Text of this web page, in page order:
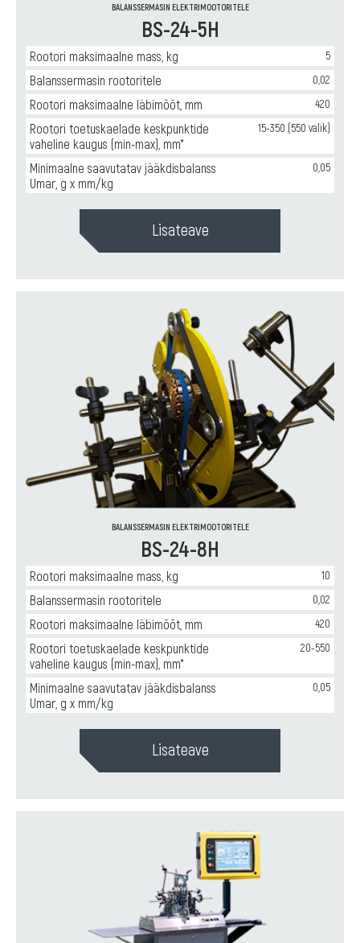
BALANSSERMASIN ELEKTRIMOOTORITELE
BS-24-5H
Rootori maksimaalne mass, kg 5
Balanssermasin rootoritele 0,02
Rootori maksimaalne läbimõõt, mm 420
Rootori toetuskaelade keskpunktide
vaheline kaugus (min-max), mm*
15-350 (550 valik)
Minimaalne saavutatav jääkdisbalanss
Umar, g x mm/kg
0,05
Lisateave
BALANSSERMASIN ELEKTRIMOOTORITELE
BS-24-8H
Rootori maksimaalne mass, kg 10
Balanssermasin rootoritele 0,02
Rootori maksimaalne läbimõõt, mm 420
Rootori toetuskaelade keskpunktide
vaheline kaugus (min-max), mm*
20-550
Minimaalne saavutatav jääkdisbalanss
Umar, g x mm/kg
0,05
Lisateave